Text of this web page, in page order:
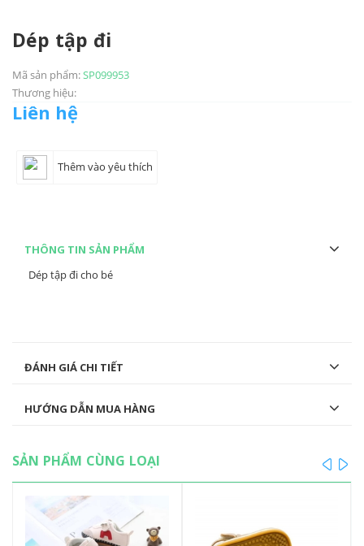
Dép tập đi
Mã sản phẩm:SP099953
Thương hiệu:
Liên hệ
Thêm vào yêu thích
THÔNG TIN SẢN PHẨM
Dép tập đi cho bé
ĐÁNH GIÁ CHI TIẾT
HƯỚNG DẪN MUA HÀNG
SẢN PHẨM CÙNG LOẠI prev